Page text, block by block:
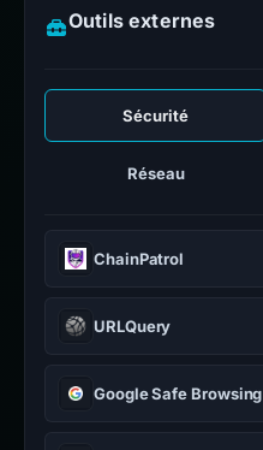
Outils externes
Sécurité
Réseau
ChainPatrol
URLQuery
Google Safe Browsing